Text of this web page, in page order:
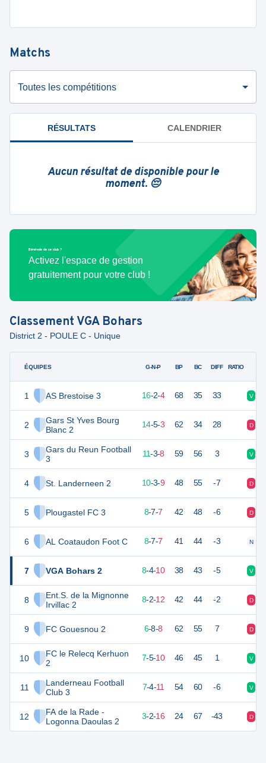
Matchs
Toutes les compétitions
RÉSULTATS CALENDRIER
Aucun résultat de disponible pour le
moment. 😔
Bénévole de ce club ?
Activez l'espace de gestion
gratuitement pour votre club !
Classement VGA Bohars
District 2 - POULE C - Unique
ÉQUIPES
1 AS Brestoise 3
2
Gars St Yves Bourg
Blanc 2
3
Gars du Reun Football
3
4 St. Landerneen 2
5 Plougastel FC 3
6 AL Coataudon Foot C
7 VGA Bohars 2
8
Ent.S. de la Mignonne
Irvillac 2
9 FC Gouesnou 2
10
FC le Relecq Kerhuon
2
11
Landerneau Football
Club 3
12
FA de la Rade -
Logonna Daoulas 2
G-N-P BP BC DIFF RATIO
16-2-4 68 35 33 V
47 14-5-3 62 34 28 D
36 22 11-3-8 59 56 3 V
33 10-3-9 48 55 -7 D
31 8-7-7 42 48 -6 D
31 22 8-7-7 41 44 -3 N
8-4-10 38 43 -5 V
26 22 8-2-12 42 44 -2 D
26 6-8-8 62 55 7 D
26 22 7-5-10 46 45 1 V
25 22 7-4-11 54 60 -6 V
3-2-16 24 67 -43 D